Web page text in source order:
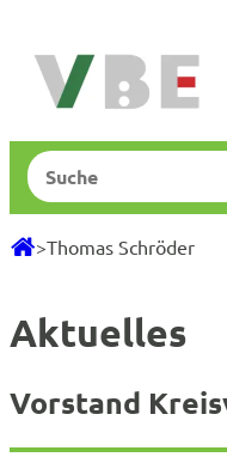
springen
Suchen
>Thomas Schröder
Aktuelles
Vorstand